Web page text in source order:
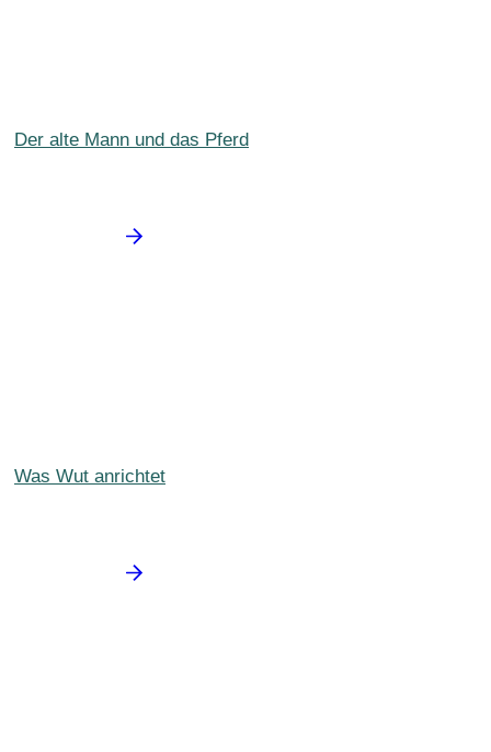
Der alte Mann und das Pferd
Was Wut anrichtet